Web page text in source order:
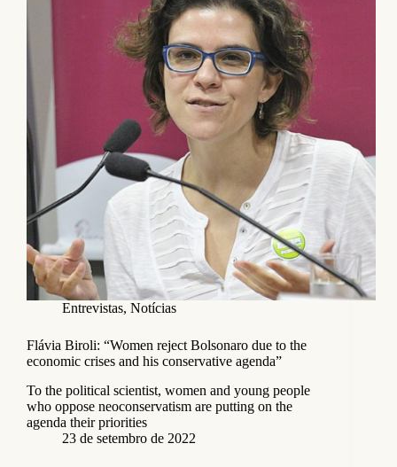
Entrevistas, Notícias
Flávia Biroli: “Women reject Bolsonaro due to the
economic crises and his conservative agenda”
To the political scientist, women and young people
who oppose neoconservatism are putting on the
agenda their priorities
23 de setembro de 2022